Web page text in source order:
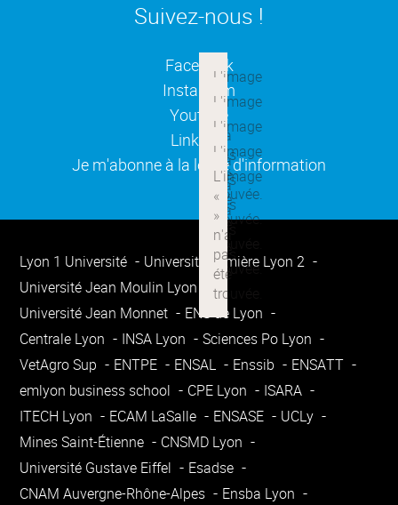
Suivez-nous !
Facebook
(ouverture dans une
Instagram(ouverture dans une
Youtube(ouverture dans une
Linkedin
(ouverture dans une
Je m'abonne à la lettre d'information
(ouverture dans une
Lyon 1 Université
Université Lumière Lyon 2
Université Jean Moulin Lyon 3
Université Jean Monnet
ENS de Lyon
Centrale Lyon
INSA Lyon
Sciences Po Lyon
VetAgro Sup
ENTPE ENSAL Enssib
ENSATT
emlyon business school
CPE Lyon
ISARA
ITECH Lyon
ECAM LaSalle ENSASE
UCLy
Mines Saint-Étienne
CNSMD Lyon
Université Gustave Eiffel
Esadse
CNAM Auvergne-Rhône-Alpes
Ensba Lyon